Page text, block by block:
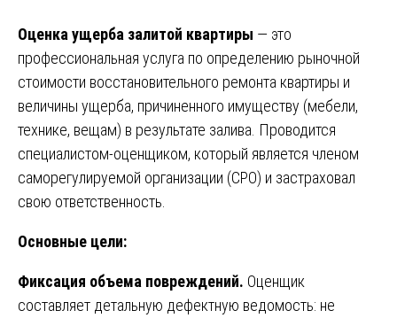
Оценка ущерба залитой квартиры — это
профессиональная услуга по определению рыночной
стоимости восстановительного ремонта квартиры и
величины ущерба, причиненного имуществу (мебели,
технике, вещам) в результате залива. Проводится
специалистом-оценщиком, который является членом
саморегулируемой организации (СРО) и застраховал
свою ответственность.
Основные цели:
Фиксация объема повреждений. Оценщик
составляет детальную дефектную ведомость: не